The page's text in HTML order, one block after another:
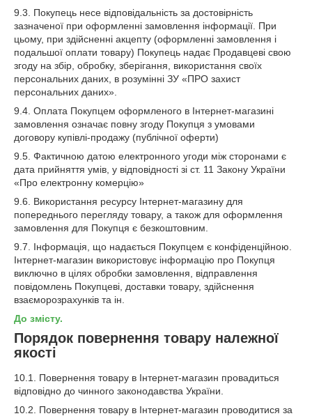
9.3. Покупець несе відповідальність за достовірність
зазначеної при оформленні замовлення інформації. При
цьому, при здійсненні акцепту (оформленні замовлення і
подальшої оплати товару) Покупець надає Продавцеві свою
згоду на збір, обробку, зберігання, використання своїх
персональних даних, в розумінні ЗУ «ПРО захист
персональних даних».
9.4. Оплата Покупцем оформленого в Інтернет-магазині
замовлення означає повну згоду Покупця з умовами
договору купівлі-продажу (публічної оферти)
9.5. Фактичною датою електронного угоди між сторонами є
дата прийняття умів, у відповідності зі ст. 11 Закону України
«Про електронну комерцію»
9.6. Використання ресурсу Інтернет-магазину для
попереднього перегляду товару, а також для оформлення
замовлення для Покупця є безкоштовним.
9.7. Інформація, що надається Покупцем є конфіденційною.
Інтернет-магазин використовує інформацію про Покупця
виключно в цілях обробки замовлення, відправлення
повідомлень Покупцеві, доставки товару, здійснення
взаєморозрахунків та ін.
До змісту.
Порядок повернення товару належної
якості
10.1. Повернення товару в Інтернет-магазин провадиться
відповідно до чинного законодавства України.
10.2. Повернення товару в Інтернет-магазин проводитися за